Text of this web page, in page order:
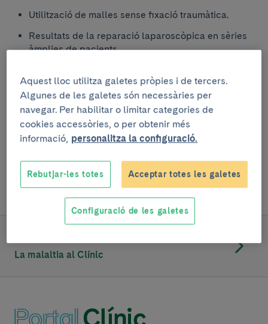
Utilització de malles sense fixació traumàtica.
Resultats de la reparació laparoscòpica en sèries
àmplies de pacients.
Recerca clínica
Descobreix els projectes i assajos clínics actius sobre
aquesta malaltia.
Anar al llistat
La malaltia al Clínic
Aquest lloc utilitza galetes pròpies i de tercers.
Algunes de les galetes són necessàries per
navegar. Per habilitar o limitar categories de
cookies accessòries, o per obtenir més
informació, personalitza la configuració.
Rebutjar-les totes Acceptar totes les galetes
Configuració de les galetes